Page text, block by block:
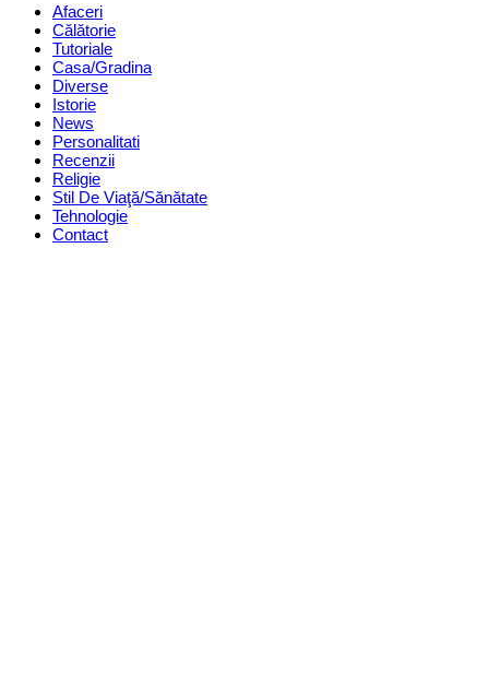
Afaceri
Călătorie
Tutoriale
Casa/Gradina
Diverse
Istorie
News
Personalitati
Recenzii
Religie
Stil De Viaţă/Sănătate
Tehnologie
Contact